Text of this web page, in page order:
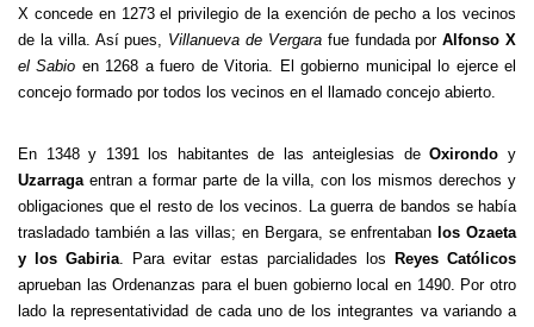
X concede en 1273 el privilegio de la exención de pecho a los vecinos
de la villa. Así pues, Villanueva de Vergarafue fundada porAlfonso X
el Sabio en 1268 a fuero de Vitoria. El gobierno municipal lo ejerce el
concejo formado por todos los vecinos en el llamado concejo abierto.
En 1348 y 1391 los habitantes de las anteiglesias deOxirondo y
Uzarragaentran a formar parte de la villa, con los mismos derechos y
obligaciones que el resto de los vecinos. La guerra de bandos se había
trasladado también a las villas; en Bergara, se enfrentaban los Ozaeta
y los Gabiria. Para evitar estas parcialidades los
Reyes Católicos
aprueban las Ordenanzas para el buen gobierno local en 1490. Por otro
lado la representatividad de cada uno de los integrantes va variando a